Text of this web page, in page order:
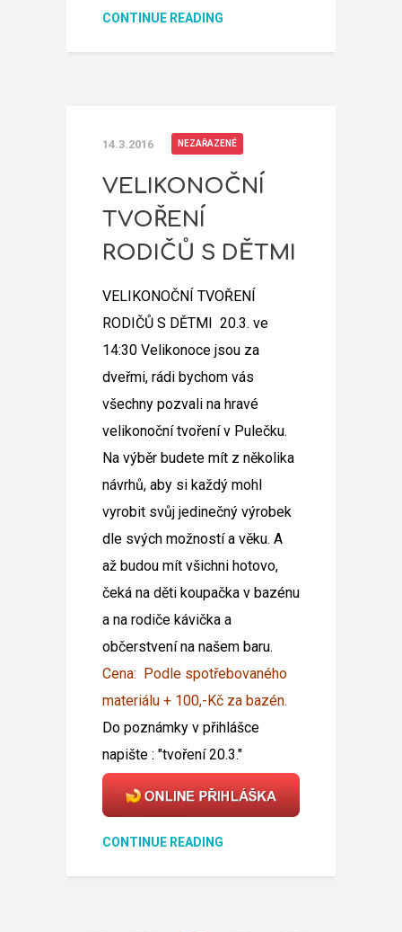
CONTINUE READING
14.3.2016 NEZAŘAZENÉ
VELIKONOČNÍ
TVOŘENÍ
RODIČŮ S DĚTMI
VELIKONOČNÍ TVOŘENÍ
RODIČŮ S DĚTMI 20.3. ve
14:30 Velikonoce jsou za
dveřmi, rádi bychom vás
všechny pozvali na hravé
velikonoční tvoření v Pulečku.
Na výběr budete mít z několika
návrhů, aby si každý mohl
vyrobit svůj jedinečný výrobek
dle svých možností a věku. A
až budou mít všichni hotovo,
čeká na děti koupačka v bazénu
a na rodiče kávička a
občerstvení na našem baru.
Cena: Podle spotřebovaného
materiálu + 100,-Kč za bazén.
Do poznámky v přihlášce
napište : "tvoření 20.3."
CONTINUE READING